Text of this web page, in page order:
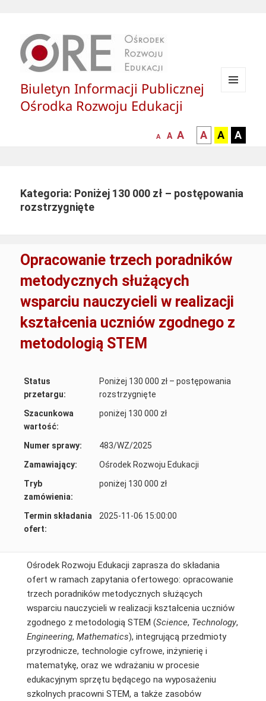
Biuletyn Informacji Publicznej
Ośrodka Rozwoju Edukacji
mniejsza
A
normalna
A
większa-
czcionka
A
kontrast
czarny
tle
A
kontrast
czarny
tle
A
żółty
tle
A
Kategoria: Poniżej 130 000 zł – postępowania
rozstrzygnięte
Opracowanie trzech poradników
metodycznych służących
wsparciu nauczycieli w realizacji
kształcenia uczniów zgodnego z
metodologią STEM
Status
przetargu:
Poniżej 130 000 zł – postępowania
rozstrzygnięte
Szacunkowa
wartość:
poniżej 130 000 zł
Numer sprawy:
483/WZ/2025
Zamawiający:
Ośrodek Rozwoju Edukacji
Tryb
zamówienia:
poniżej 130 000 zł
Termin składania
ofert:
2025-11-06 15:00:00
Ośrodek Rozwoju Edukacji zaprasza do składania
ofert w ramach zapytania ofertowego: opracowanie
trzech poradników metodycznych służących
wsparciu nauczycieli w realizacji kształcenia uczniów
zgodnego z metodologią STEM (Science, Technology,
Engineering, Mathematics), integrującą przedmioty
przyrodnicze, technologie cyfrowe, inżynierię i
matematykę, oraz we wdrażaniu w procesie
edukacyjnym sprzętu będącego na wyposażeniu
szkolnych pracowni STEM, a także zasobów